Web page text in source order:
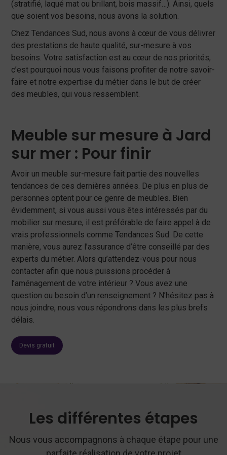
(stratifié, laqué mat ou brillant, bois massif…). Ainsi, quels
que soient vos besoins, nous avons la solution.
Chez Tendances Sud, nous avons à cœur de vous délivrer
des prestations de haute qualité, sur-mesure à vos
besoins. Votre satisfaction est au cœur de nos priorités,
c’est pourquoi nous vous faisons profiter de notre savoir-
faire et notre expertise du métier dans le but de créer
des meubles, qui vous ressemblent.
Meuble sur mesure à Jard
sur mer : Pour finir
Avoir un meuble sur-mesure fait partie des nouvelles
tendances de ces dernières années. De plus en plus de
personnes optent pour ce genre de meubles. Bien
évidemment, si vous aussi vous êtes intéressés par du
mobilier sur mesure, il est préférable de faire appel à de
vrais professionnels comme Tendances Sud. De cette
manière, vous aurez l’assurance d’être conseillé par des
experts du métier. Alors qu’attendez-vous pour nous
contacter afin que nous puissions procéder à
l’aménagement de votre intérieur ? Vous avez une
question ou besoin d’un renseignement ? N’hésitez pas à
nous joindre, nous vous répondrons dans les plus brefs
délais.
Devis gratuit
Les différentes étapes
Nous vous accompagnons à chaque étape pour une